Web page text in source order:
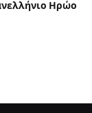
Ηρώο